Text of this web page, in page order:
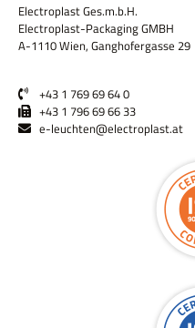
Electroplast Ges.m.b.H.
Electroplast-Packaging GMBH
A-1110 Wien, Ganghofergasse 29
+43 1 769 69 64 0
+43 1 796 69 66 33
e-leuchten@electroplast.at